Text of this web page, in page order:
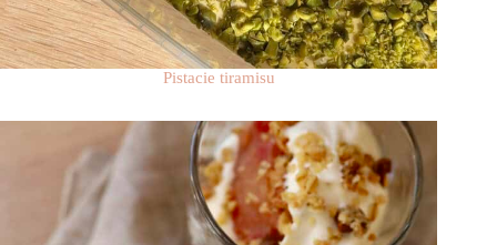
Pistacie tiramisu